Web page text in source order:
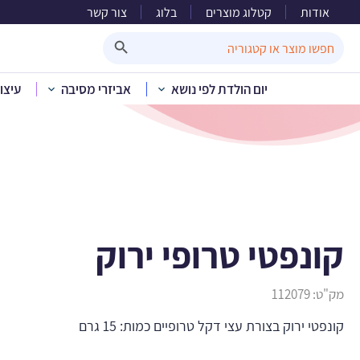
אודות קטלוג מוצרים בלוג צור קשר
for:
יום הולדת לפי נושא אביזרי מסיבה
בית»קטלוג
קונפטי טרופי ירוק
מק"ט:112079
קונפטי ירוק בצורת עצי דקל טרופיים כמות: 15 גרם